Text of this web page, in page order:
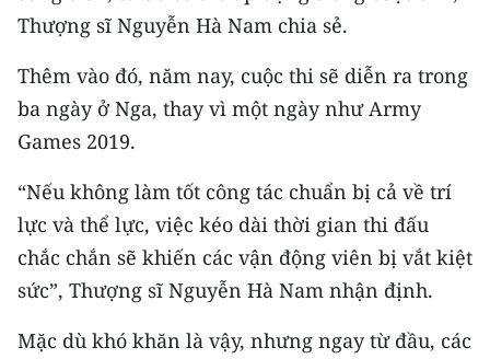
ENGLISH
中文
FRANÇAIS
ESPAÑOL
한국어
Thượng sĩ Nguyễn Hà Nam chia sẻ.
Thêm vào đó, năm nay, cuộc thi sẽ diễn ra trong
ba ngày ở Nga, thay vì một ngày như Army
Games 2019.
“Nếu không làm tốt công tác chuẩn bị cả về trí
lực và thể lực, việc kéo dài thời gian thi đấu
chắc chắn sẽ khiến các vận động viên bị vắt kiệt
sức”, Thượng sĩ Nguyễn Hà Nam nhận định.
Mặc dù khó khăn là vậy, nhưng ngay từ đầu, các